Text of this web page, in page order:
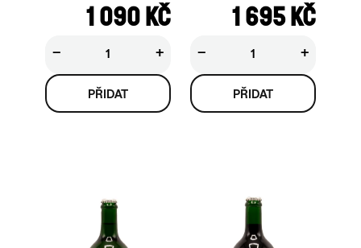
1 090 KČ
+
−
1 695 KČ
+
−